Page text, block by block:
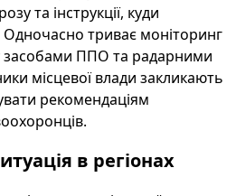
та інструкції, куди
Одночасно триває моніторинг
засобами ППО та радарними
місцевої влади закликають
рекомендаціям
в регіонах